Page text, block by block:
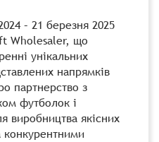
– 21 березня 2025
Wholesaler, що
унікальних
напрямків
партнерство з
футболок і
виробництва якісних
конкурентними